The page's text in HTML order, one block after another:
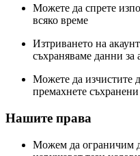
Можете да спрете
всяко време
Изтриването на
съхраняваме данни за
Можете да изчистите
премахнете
Нашите права
Можем да ограничим